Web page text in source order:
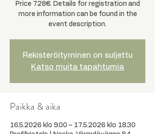
Price 728€. Details for registration and
more information can be found in the
event description.
Rekisteröityminen on suljettu
Katso muita tapahtumia
Paikka & aika
16.5.2026 klo 9.00 – 17.5.2026 klo 18.30